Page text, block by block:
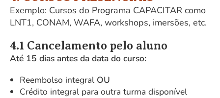
Exemplo: Cursos do Programa CAPACITAR como
LNT1, CONAM, WAFA, workshops, imersões, etc.
4.1 Cancelamento pelo aluno
Até 15 dias antes da data do curso:
Reembolso integral OU
Crédito integral para outra turma disponível